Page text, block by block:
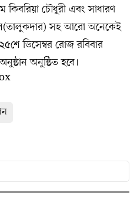
চৌধুরী এবং সাধারণ
সহ আরো অনেকেই
ডিসেম্বর রোজ রবিবার
অনুষ্ঠিত হবে।